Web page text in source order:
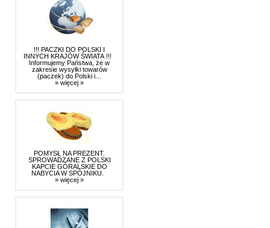
!!! PACZKI DO POLSKI I
INNYCH KRAJÓW ŚWIATA !!!
Informujemy Państwa, że w
zakresie wysyłki towarów
(paczek) do Polski i…
» więcej »
POMYSŁ NA PREZENT.
SPROWADZANE Z POLSKI
KAPCIE GÓRALSKIE DO
NABYCIA W SPÓJNIKU.
» więcej »